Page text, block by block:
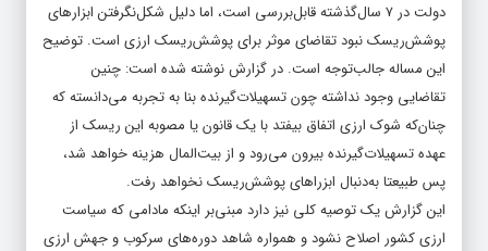
دولت در ۷ سال‌گذشته قابل‌بررسی است، اما دلیل شکل‌نگرفتن ابزارهای
پوشش‌ریسک نبود تقاضای موثر برای پوشش‌ریسک ارزی است. توضیح
این مساله جالب‌توجه است. در گزارش نوشته شده است: چنین
تقاضایی وجود نداشته چون تسهیلات‌گیرنده بنا به تجربه می‌‌‌‌‌‌دانسته که
چنان‌که شوک ارزی اتفاق بیفتد با یک قانون یا مصوبه این ریسک از
عهده تسهیلات‌گیرنده بیرون می‌رود و از بیت‌‌‌‌‌‌المال هزینه خواهد شد،
پس طبیعتا به‌دنبال ابزراهای پوشش‌ریسک نخواهد رفت.
این گزارش یک توصیه کلی نیز دارد مبنی‌بر اینکه مادامی که سیاست
ارزی کشور اصلاح نشود و همواره شاهد دوره‌‌‌‌‌‌های سرکوب و جهش ارزی